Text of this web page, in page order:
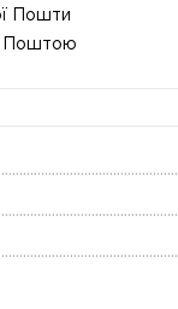
Пошти
Поштою